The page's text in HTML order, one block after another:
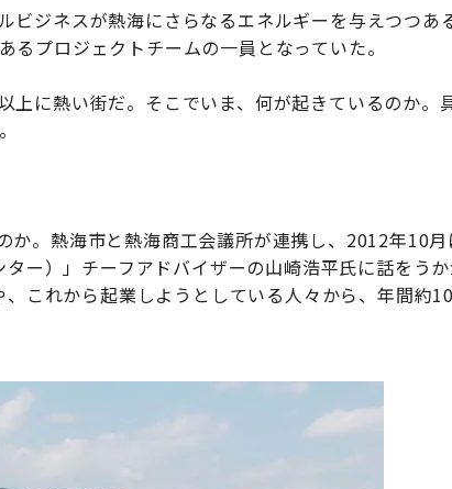
ビジネスが熱海にさらなるエネルギーを与えつつあ
プロジェクトチームの一員となっていた。
上に熱い街だ。そこでいま、何が起きているのか。
か。熱海市と熱海商工会議所が連携し、2012年10月
ー）」チーフアドバイザーの山崎浩平氏に話をう
これから起業しようとしている人々から、年間約